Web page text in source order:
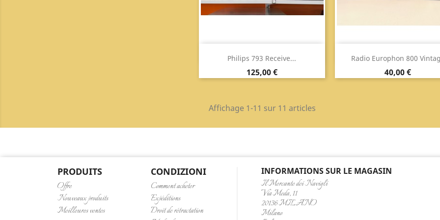
Philips 793 Receive...
Prix
125,00 €
Aperçu Radio Europhon 800
Prix
40,00 €
 Aperçu
Affichage 1-11 sur 11 articles
PRODUITS
Offre
Nouveaux produits
Meilleures ventes
CONDIZIONI
Comment acheter
Expéditions
Droit de rétractation
INFORMATIONS SUR LE MAGASIN
Il Mercante dei Navigli
Via Meda, 11
20136 MILANO
Milano